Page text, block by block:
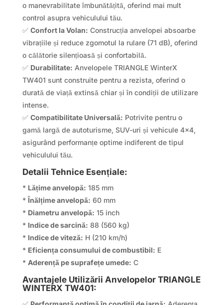
o manevrabilitate îmbunătățită, oferind mai mult
control asupra vehiculului tău.
✅ Confort la Volan: Construcția anvelopei absoarbe
vibrațiile și reduce zgomotul la rulare (71 dB), oferind
o călătorie silențioasă și confortabilă.
✅ Durabilitate: Anvelopele TRIANGLE WinterX
TW401 sunt construite pentru a rezista, oferind o
durată de viață extinsă chiar și în condiții de utilizare
intense.
✅ Compatibilitate Universală: Potrivite pentru o
gamă largă de autoturisme, SUV-uri și vehicule 4×4,
asigurând performanțe optime indiferent de tipul
vehiculului tău.
Detalii Tehnice Esențiale:
* Lățime anvelopă: 185 mm
*Înălțime anvelopă: 60 mm
* Diametru anvelopă: 15 inch
* Indice de sarcină: 88 (560 kg)
* Indice de viteză: H (210 km/h)
* Eficiența consumului de combustibil: E
* Aderență pe suprafețe umede: C
Avantajele Utilizării Anvelopelor TRIANGLE
WINTERX TW401: